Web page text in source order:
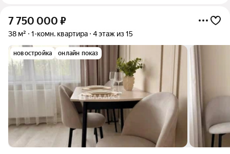
7 750 000 ₽
38 м² 1-комн. квартира 4 этаж из 15
новостройка онлайн показ